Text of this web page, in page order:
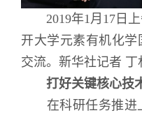
2019年1月17日上
开大学元素有机化
交流。新华社记者 丁
打好关键核心技
在科研任务推进